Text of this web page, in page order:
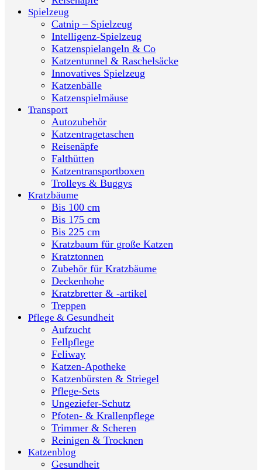
Spielzeug
Catnip – Spielzeug
Intelligenz-Spielzeug
Katzenspielangeln & Co
Katzentunnel & Raschelsäcke
Innovatives Spielzeug
Katzenbälle
Katzenspielmäuse
Transport
Autozubehör
Katzentragetaschen
Reisenäpfe
Falthütten
Katzentransportboxen
Trolleys & Buggys
Kratzbäume
Bis 100 cm
Bis 175 cm
Bis 225 cm
Kratzbaum für große Katzen
Kratztonnen
Zubehör für Kratzbäume
Deckenhohe
Kratzbretter & -artikel
Treppen
Pflege & Gesundheit
Aufzucht
Fellpflege
Feliway
Katzen-Apotheke
Katzenbürsten & Striegel
Pflege-Sets
Ungeziefer-Schutz
Pfoten- & Krallenpflege
Trimmer & Scheren
Reinigen & Trocknen
Katzenblog
Gesundheit